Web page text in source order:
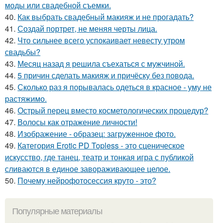
моды или свадебной съемки.
40. Как выбрать свадебный макияж и не прогадать?
41. Создай портрет, не меняя черты лица.
42. Что сильнее всего успокаивает невесту утром
свадьбы?
43. Месяц назад я решила съехаться с мужчиной.
44. 5 причин сделать макияж и причёску без повода.
45. Сколько раз я порывалась одеться в красное - уму не
растяжимо.
46. Острый перец вместо косметологических процедур?
47. Волосы как отражение личности!
48. Изображение - образец: загруженное фото.
49. Категория Erotic PD Topless - это сценическое
искусство, где танец, театр и тонкая игра с публикой
сливаются в единое завораживающее целое.
50. Почему нейрофотосессия круто - это?
Популярные материалы